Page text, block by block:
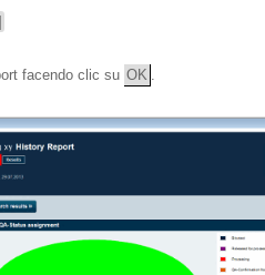
facendo clic su OK .